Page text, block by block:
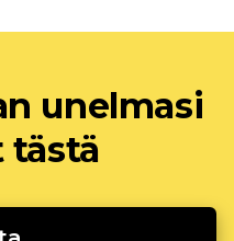
unelmasi
tästä